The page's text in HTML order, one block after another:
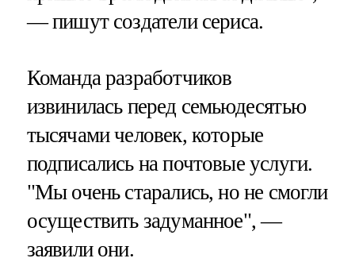
— пишут создатели сериса.
Команда разработчиков
извинилась перед семьюдесятью
тысячами человек, которые
подписались на почтовые услуги.
"Мы очень старались, но не смогли
осуществить задуманное", —
заявили они.